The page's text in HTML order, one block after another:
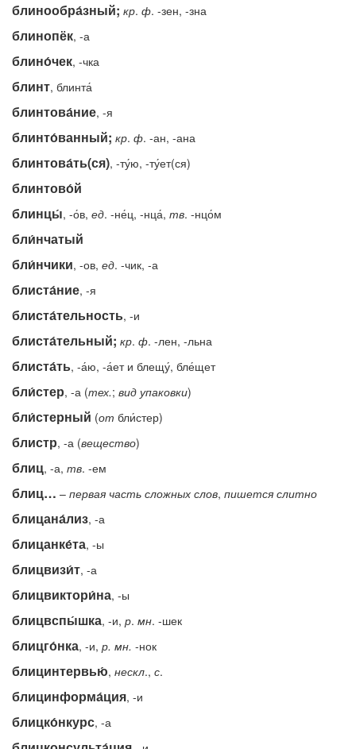
блинообра́зный; кр. ф. -зен, -зна
блинопёк, -а
блино́чек, -чка
блинт, блинта́
блинтова́ние, -я
блинто́ванный; кр. ф. -ан, -ана
блинтова́ть(ся), -ту́ю, -ту́ет(ся)
блинтово́й
блинцы́, -о́в, ед. -не́ц, -нца́, тв. -нцо́м
бли́нчатый
бли́нчики, -ов, ед. -чик, -а
блиста́ние, -я
блиста́тельность, -и
блиста́тельный; кр. ф. -лен, -льна
блиста́ть, -а́ю, -а́ет и блещу́, бле́щет
бли́стер, -а (тех.; вид упаковки)
бли́стерный (от бли́стер)
блистр, -а (вещество)
блиц, -а, тв. -ем
блиц… – первая часть сложных слов, пишется слитно
блицана́лиз, -а
блицанке́та, -ы
блицвизи́т, -а
блицвиктори́на, -ы
блицвспы́шка, -и, р. мн. -шек
блицго́нка, -и, р. мн. -нок
блицинтервью́, нескл., с.
блицинформа́ция, -и
блицко́нкурс, -а